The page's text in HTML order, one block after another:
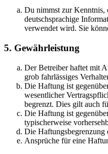
Du nimmst zur Kenntnis,
deutschsprachige
verwendet wird. Sie
5. Gewährleistung
Der Betreiber haftet mit
grob fahrlässiges
Die Haftung ist
wesentlicher
begrenzt. Dies gilt auch
Die Haftung ist
typischerweise
Die Haftungsbegrenzung
Ansprüche für eine